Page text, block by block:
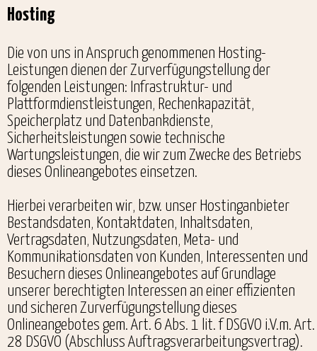
Hosting
Die von uns in Anspruch genommenen Hosting-
Leistungen dienen der Zurverfügungstellung der
folgenden Leistungen: Infrastruktur- und
Plattformdienstleistungen, Rechenkapazität,
Speicherplatz und Datenbankdienste,
Sicherheitsleistungen sowie technische
Wartungsleistungen, die wir zum Zwecke des Betriebs
dieses Onlineangebotes einsetzen.
Hierbei verarbeiten wir, bzw. unser Hostinganbieter
Bestandsdaten, Kontaktdaten, Inhaltsdaten,
Vertragsdaten, Nutzungsdaten, Meta- und
Kommunikationsdaten von Kunden, Interessenten und
Besuchern dieses Onlineangebotes auf Grundlage
unserer berechtigten Interessen an einer effizienten
und sicheren Zurverfügungstellung dieses
Onlineangebotes gem. Art. 6 Abs. 1 lit. f DSGVO i.V.m. Art.
28 DSGVO (Abschluss Auftragsverarbeitungsvertrag).